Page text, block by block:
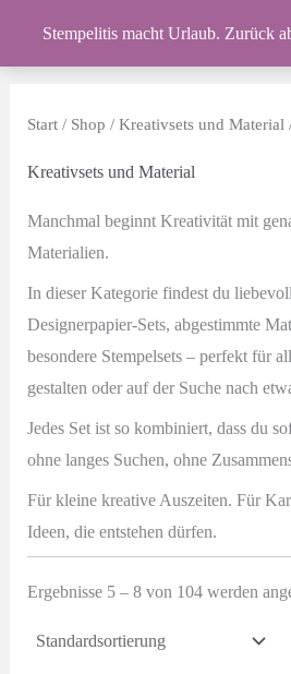
Stempelitis macht Urlaub. Zurück
Start/ Shop / Kreativsets und Material/
Kreativsets und Material
Manchmal beginnt Kreativität mit
Materialien.
In dieser Kategorie findest du
Designerpapier-Sets, abgestimmte
besondere Stempelsets – perfekt für
gestalten oder auf der Suche nach
Jedes Set ist so kombiniert, dass du
ohne langes Suchen, ohne
Für kleine kreative Auszeiten. Für
Ideen, die entstehen dürfen.
Ergebnisse 5 – 8 von 104 werden